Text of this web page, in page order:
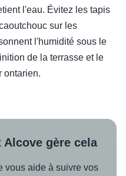
l'eau. Évitez les tapis
sur les
l'humidité sous le
de la terrasse et le
ontarien.
Alcove gère cela
vous aide à suivre vos